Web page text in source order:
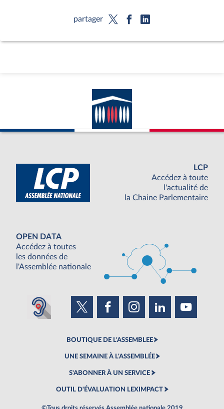
partager
LCP
Accédez à toute
l'actualité de
la Chaine Parlementaire
OPEN DATA
Accédez à toutes
les données de
l'Assemblée nationale
BOUTIQUE DE L'ASSEMBLEE
UNE SEMAINE À L'ASSEMBLÉE
S'ABONNER À UN SERVICE
OUTIL D'ÉVALUATION LEXIMPACT